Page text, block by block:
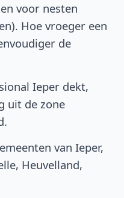
voor nesten
Hoe vroeger een
de
Ieper dekt,
uit de zone
van Ieper,
Heuvelland,